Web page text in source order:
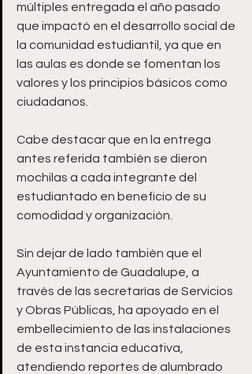
múltiples entregada el año pasado
que impactó en el desarrollo social de
la comunidad estudiantil, ya que en
las aulas es donde se fomentan los
valores y los principios básicos como
ciudadanos.
Cabe destacar que en la entrega
antes referida también se dieron
mochilas a cada integrante del
estudiantado en beneficio de su
comodidad y organización.
Sin dejar de lado también que el
Ayuntamiento de Guadalupe, a
través de las secretarías de Servicios
y Obras Públicas, ha apoyado en el
embellecimiento de las instalaciones
de esta instancia educativa,
atendiendo reportes de alumbrado